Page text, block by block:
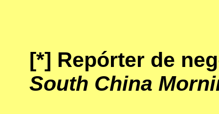
[*] Repórter de
South China